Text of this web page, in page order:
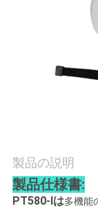
理
私
製品の説明
製品仕様書:
PT580-Iは多機能